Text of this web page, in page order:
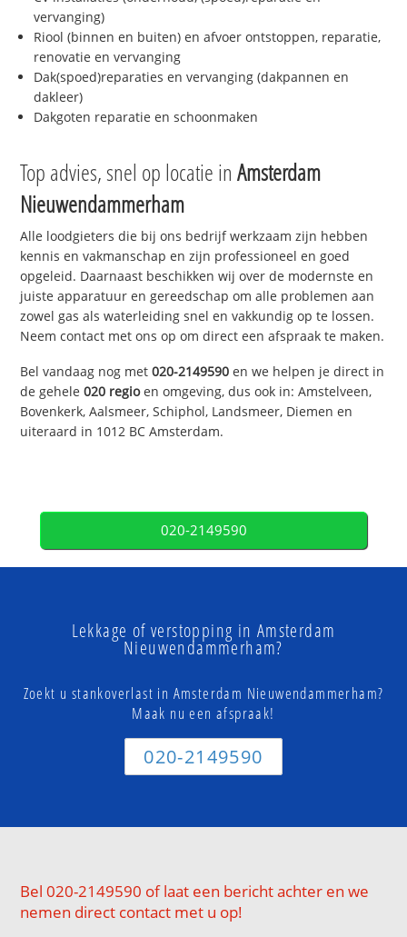
vervanging)
Riool (binnen en buiten) en afvoer ontstoppen, reparatie,
renovatie en vervanging
Dak(spoed)reparaties en vervanging (dakpannen en
dakleer)
Dakgoten reparatie en schoonmaken
Top advies, snel op locatie inAmsterdam
Nieuwendammerham
Alle loodgieters die bij ons bedrijf werkzaam zijn hebben
kennis en vakmanschap en zijn professioneel en goed
opgeleid. Daarnaast beschikken wij over de modernste en
juiste apparatuur en gereedschap om alle problemen aan
zowel gas als waterleiding snel en vakkundig op te lossen.
Neem contact met ons op om direct een afspraak te maken.
Bel vandaag nog met020-2149590 en we helpen je direct in
de gehele020 regioen omgeving, dus ook in: Amstelveen,
Bovenkerk, Aalsmeer, Schiphol, Landsmeer, Diemen en
uiteraard in 1012 BC Amsterdam.
020-2149590
Lekkage of verstopping in Amsterdam
Nieuwendammerham?
Zoekt u stankoverlast in Amsterdam Nieuwendammerham?
Maak nu een afspraak!
020-2149590
Bel 020-2149590 of laat een bericht achter en we
nemen direct contact met u op!